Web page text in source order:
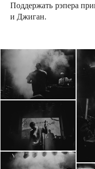
Поддержать рэпера
и Джиган.